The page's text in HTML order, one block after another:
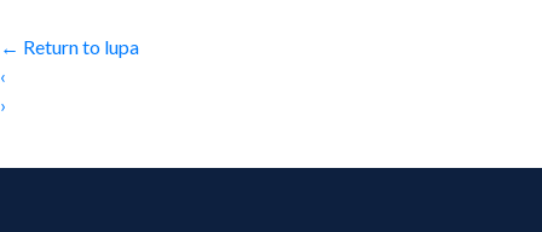
← Return to lupa
‹
›